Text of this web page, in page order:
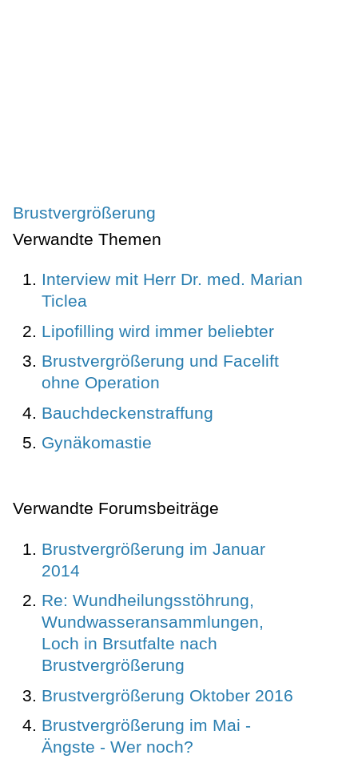
Brustvergrößerung
Verwandte Themen
Interview mit Herr Dr. med. Marian
Ticlea
Lipofilling wird immer beliebter
Brustvergrößerung und Facelift
ohne Operation
Bauchdeckenstraffung
Gynäkomastie
Verwandte Forumsbeiträge
Brustvergrößerung im Januar
2014
Re: Wundheilungsstöhrung,
Wundwasseransammlungen,
Loch in Brsutfalte nach
Brustvergrößerung
Brustvergrößerung Oktober 2016
Brustvergrößerung im Mai -
Ängste - Wer noch?